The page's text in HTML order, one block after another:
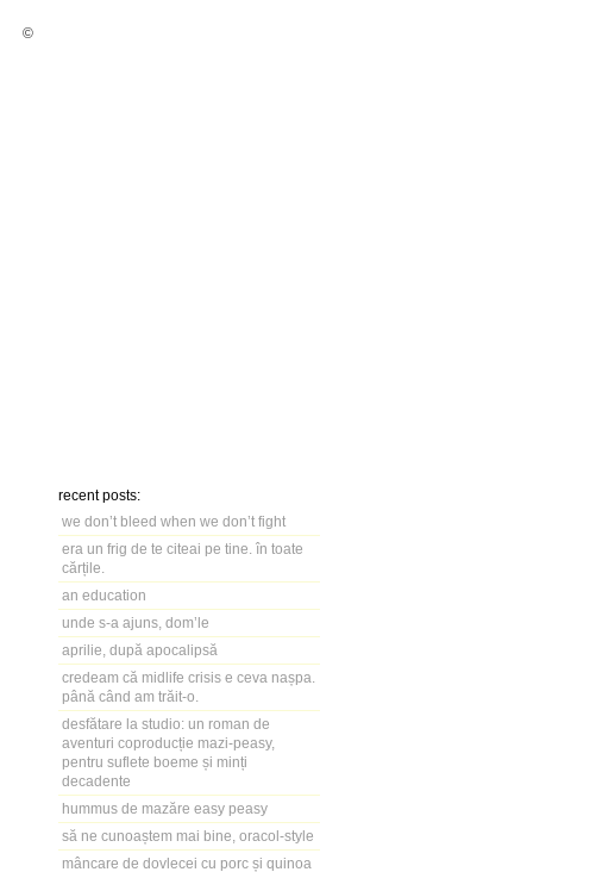
recent posts:
we don’t bleed when we don’t fight
era un frig de te citeai pe tine. în toate
cărțile.
an education
unde s-a ajuns, dom’le
aprilie, după apocalipsă
credeam că midlife crisis e ceva nașpa.
până când am trăit-o.
desfătare la studio: un roman de
aventuri coproducție mazi-peasy,
pentru suflete boeme și minți
decadente
hummus de mazăre easy peasy
să ne cunoaștem mai bine, oracol-style
mâncare de dovlecei cu porc și quinoa
©